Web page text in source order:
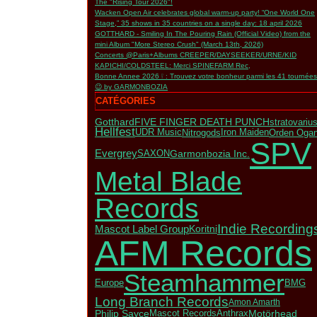
The "Rising Tour 2026"!
Wacken Open Air celebrates global warm-up party! “One World One
Stage,” 35 shows in 35 countries on a single day: 18 april 2026
GOTTHARD - Smiling In The Pouring Rain (Official Video) from the
mini Album "More Stereo Crush" (March 13th, 2026)
Concerts @Paris+Albums CREEPER/DAYSEEKER/URNE/KID
KAPICHI/COLDSTEEL: Merci SPINEFARM Rec,
Bonne Annee 2026 ❕ : Trouvez votre bonheur parmi les 41 tournées
😉 by GARMONBOZIA
CATÉGORIES
Gotthard FIVE FINGER DEATH PUNCHstratovarius
HellfestUDR MusicNitrogods Iron MaidenOrden
EvergreySAXONGarmonbozia Inc. SPV
Metal Blade
Records
Mascot Label GroupKoritniIndie
AFM Records
EuropeSteamhammer BMG
Long Branch RecordsAmon Amarth
Philip SayceMascot RecordsAnthraxMotörhead